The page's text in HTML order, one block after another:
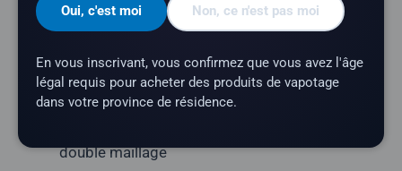
Nombre de bouffées :jusqu'à 50 000
Teneur en nicotine :20 mg/ml
Profil aromatique :mangue, glace
double maillage
Oui, c'est moi Non, ce n'est pas moi
En vous inscrivant, vous confirmez que vous avez l'âge
légal requis pour acheter des produits de vapotage
dans votre province de résidence.